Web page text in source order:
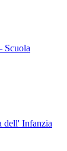
Scuola
dell' Infanzia